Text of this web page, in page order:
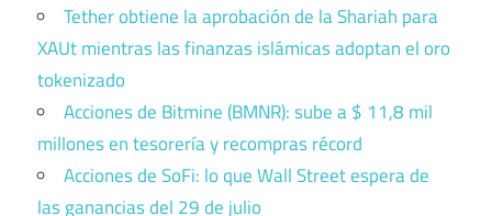
Tether obtiene la aprobación de la Shariah para
XAUt mientras las finanzas islámicas adoptan el oro
tokenizado
Acciones de Bitmine (BMNR): sube a $ 11,8 mil
millones en tesorería y recompras récord
Acciones de SoFi: lo que Wall Street espera de
las ganancias del 29 de julio